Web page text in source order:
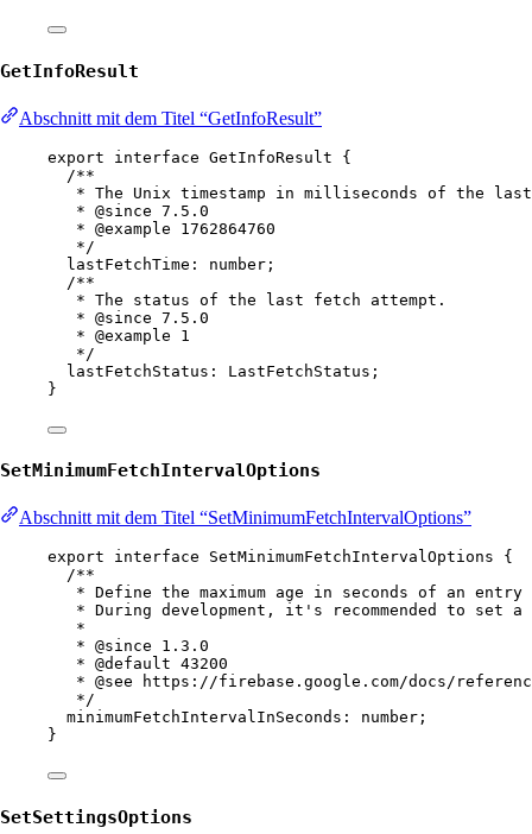
GetInfoResult
Abschnitt mit dem Titel “GetInfoResult”
export interface GetInfoResult {
/**
* The Unix timestamp in milliseconds of the
* @since 7.5.0
* @example 1762864760
*/
lastFetchTime : number ;
/**
* The status of the last fetch attempt.
* @since 7.5.0
* @example 1
*/
lastFetchStatus : LastFetchStatus ;
}
SetMinimumFetchIntervalOptions
Abschnitt mit dem Titel “SetMinimumFetchIntervalOptions”
export interface SetMinimumFetchIntervalOptions {
/**
* Define the maximum age in seconds of an
* During development, it's recommended to
*
* @since 1.3.0
* @default 43200
* @see
https://firebase.google.com/docs/
*/
minimumFetchIntervalInSeconds : number ;
}
SetSettingsOptions